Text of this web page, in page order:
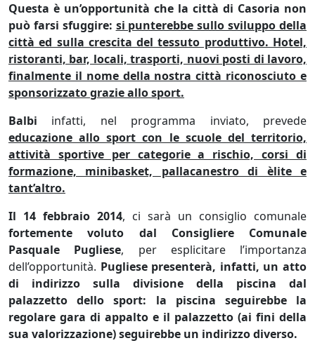
Questa è un’opportunità che la città di Casoria non
può farsi sfuggire: si punterebbe sullo sviluppo della
città ed sulla crescita del tessuto produttivo. Hotel,
ristoranti, bar, locali, trasporti, nuovi posti di lavoro,
finalmente il nome della nostra città riconosciuto e
sponsorizzato grazie allo sport.
Balbi infatti, nel programma inviato, prevede
educazione allo sport con le scuole del territorio,
attività sportive per categorie a rischio, corsi di
formazione, minibasket, pallacanestro di èlite e
tant’altro.
Il 14 febbraio 2014, ci sarà un consiglio comunale
fortemente voluto dal Consigliere Comunale
Pasquale Pugliese, per esplicitare l’importanza
dell’opportunità. Pugliese presenterà, infatti, un atto
di indirizzo sulla divisione della piscina dal
palazzetto dello sport: la piscina seguirebbe la
regolare gara di appalto e il palazzetto (ai fini della
sua valorizzazione) seguirebbe un indirizzo diverso.